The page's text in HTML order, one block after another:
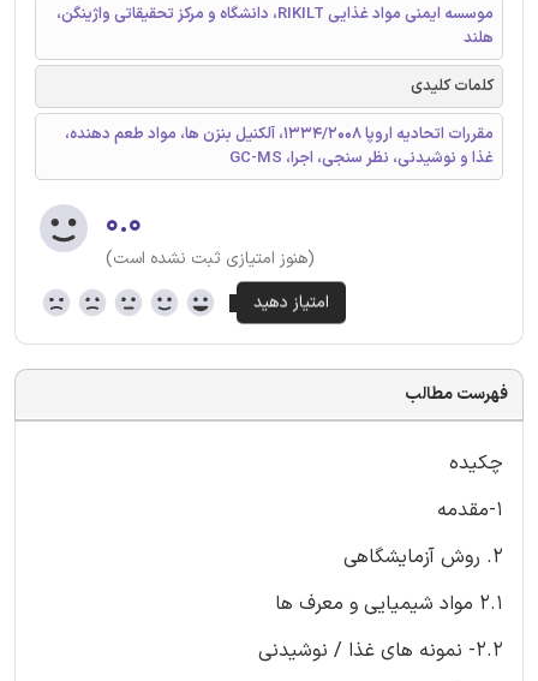
موسسه ایمنی مواد غذایی RIKILT، دانشگاه و مرکز تحقیقاتی واژینگن،
هلند
کلمات کلیدی
مقررات اتحادیه اروپا 1334/2008، آلکنیل بنزن ها، مواد طعم دهنده،
غذا و نوشیدنی، نظر سنجی، اجرا، GC-MS
۰.۰
(هنوز امتیازی ثبت نشده است)
فهرست مطالب
چکیده
1-مقدمه
2. روش آزمایشگاهی
2.1 مواد شیمیایی و معرف ها
2.2- نمونه های غذا / نوشیدنی